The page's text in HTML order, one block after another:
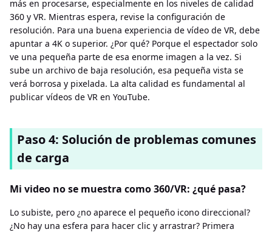
más en procesarse, especialmente en los niveles de calidad
360 y VR. Mientras espera, revise la configuración de
resolución. Para una buena experiencia de vídeo de VR, debe
apuntar a 4K o superior. ¿Por qué? Porque el espectador solo
ve una pequeña parte de esa enorme imagen a la vez. Si
sube un archivo de baja resolución, esa pequeña vista se
verá borrosa y pixelada. La alta calidad es fundamental al
publicar vídeos de VR en YouTube.
Paso 4: Solución de problemas comunes
de carga
Mi video no se muestra como 360/VR: ¿qué pasa?
Lo subiste, pero ¿no aparece el pequeño icono direccional?
¿No hay una esfera para hacer clic y arrastrar? Primera